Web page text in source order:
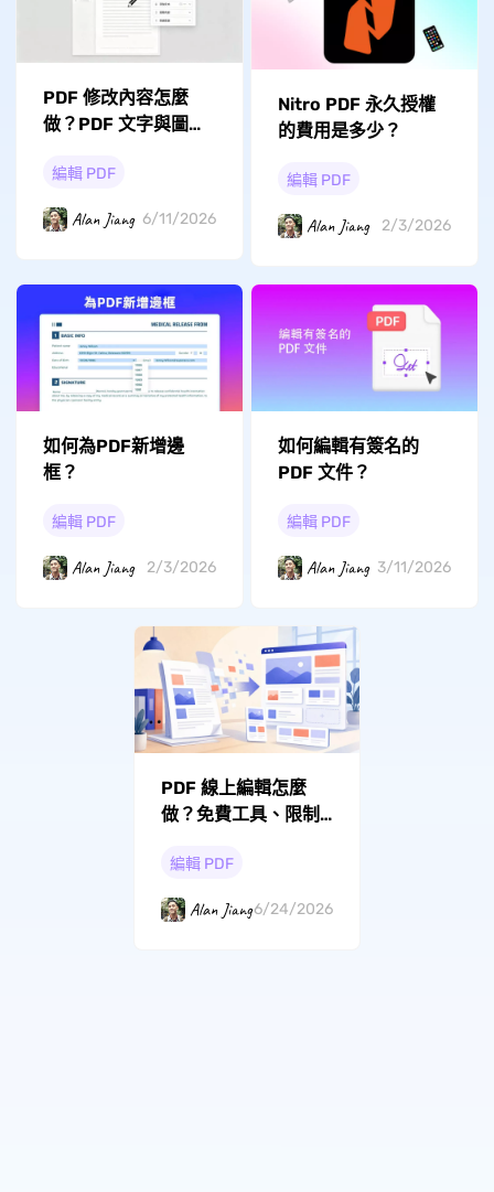
PDF 修改內容怎麼
做？PDF 文字與圖片
編輯 PDF
Alan Jiang 6/11/2026
Nitro PDF 永久授權
的費用是多少？
編輯 PDF
Alan Jiang 2/3/2026
如何為PDF新增邊
框？
編輯 PDF
Alan Jiang 2/3/2026
如何編輯有簽名的
PDF 文件？
編輯 PDF
Alan Jiang 3/11/2026
PDF 線上編輯怎麼
做？免費工具、限制
編輯 PDF
Alan Jiang6/24/2026